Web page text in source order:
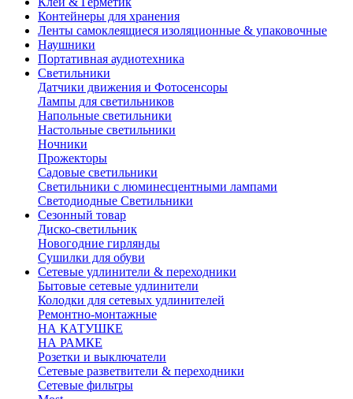
Контейнеры для хранения
Ленты самоклеящиеся изоляционные & упаковочные
Наушники
Портативная аудиотехника
Светильники
Датчики движения и Фотосенсоры
Лампы для светильников
Напольные светильники
Настольные светильники
Ночники
Прожекторы
Садовые светильники
Светильники с люминесцентными лампами
Светодиодные Светильники
Сезонный товар
Диско-светильник
Новогодние гирлянды
Сушилки для обуви
Сетевые удлинители & переходники
Бытовые сетевые удлинители
Колодки для сетевых удлинителей
Ремонтно-монтажные
НА КАТУШКЕ
НА РАМКЕ
Розетки и выключатели
Сетевые разветвители & переходники
Сетевые фильтры